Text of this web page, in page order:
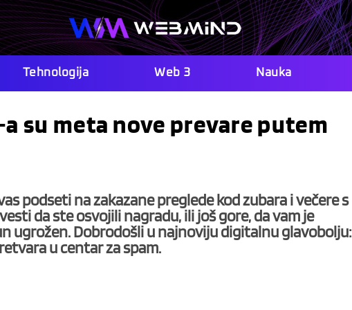
Tehnologija Web 3 Nauka
su meta nove prevare putem
podseti na zakazane preglede kod zubara i večere s
da ste osvojili nagradu, ili još gore, da vam je
ugrožen. Dobrodošli u najnoviju digitalnu glavobolju:
u centar za spam.